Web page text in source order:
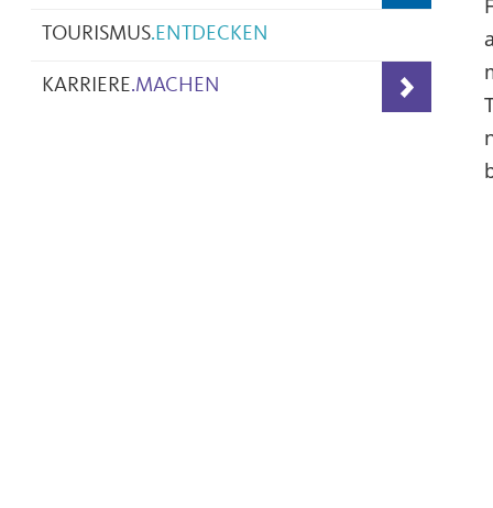
TOURISMUS.ENTDECKEN
KARRIERE.MACHEN